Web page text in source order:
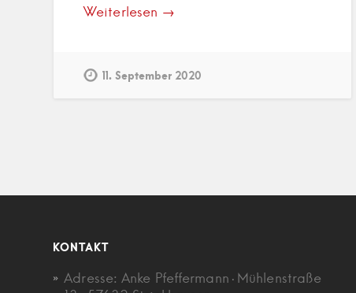
Weiterlesen →
11. September 2020
KONTAKT
Adresse: Anke Pfeffermann · Mühlenstraße